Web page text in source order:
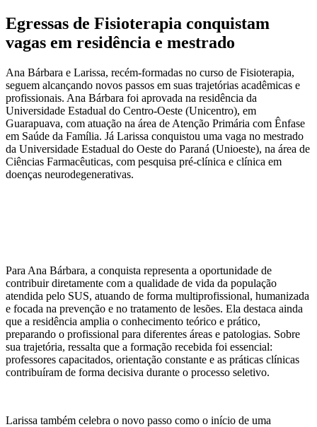
Egressas de Fisioterapia conquistam
vagas em residência e mestrado
Ana Bárbara e Larissa, recém-formadas no curso de Fisioterapia,
seguem alcançando novos passos em suas trajetórias acadêmicas e
profissionais. Ana Bárbara foi aprovada na residência da
Universidade Estadual do Centro-Oeste (Unicentro), em
Guarapuava, com atuação na área de Atenção Primária com Ênfase
em Saúde da Família. Já Larissa conquistou uma vaga no mestrado
da Universidade Estadual do Oeste do Paraná (Unioeste), na área de
Ciências Farmacêuticas, com pesquisa pré-clínica e clínica em
doenças neurodegenerativas.
Para Ana Bárbara, a conquista representa a oportunidade de
contribuir diretamente com a qualidade de vida da população
atendida pelo SUS, atuando de forma multiprofissional, humanizada
e focada na prevenção e no tratamento de lesões. Ela destaca ainda
que a residência amplia o conhecimento teórico e prático,
preparando o profissional para diferentes áreas e patologias. Sobre
sua trajetória, ressalta que a formação recebida foi essencial:
professores capacitados, orientação constante e as práticas clínicas
contribuíram de forma decisiva durante o processo seletivo.
Larissa também celebra o novo passo como o início de uma